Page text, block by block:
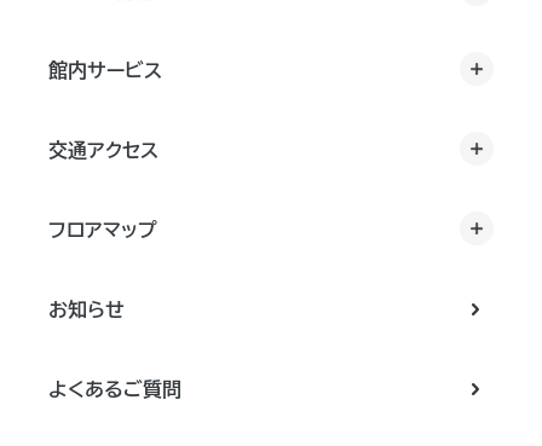
館内サービス
交通アクセス
フロアマップ
お知らせ
よくあるご質問